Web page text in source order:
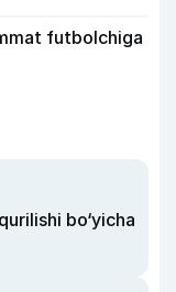
futbolchiga
bo‘yicha